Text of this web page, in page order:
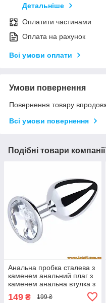
Детальніше
Оплатити частинами
Оплата на рахунок
Всі умови оплати
Умови повернення
Повернення товару
Всі умови повернення
Подібні товари компанії
Анальна пробка сталева з
каменем анальний плаг з
каменем анальна втулка з
кристалом метал залізна
149 ₴ 199 ₴